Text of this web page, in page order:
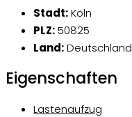
Stadt:Köln
PLZ:50825
Land:Deutschland
Eigenschaften
Lastenaufzug